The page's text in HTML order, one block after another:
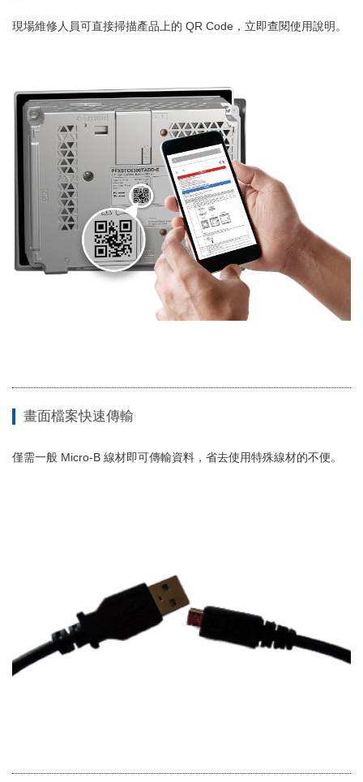
現場維修人員可直接掃描產品上的 QR Code，立即查閱使用說明。
畫面檔案快速傳輸
僅需一般 Micro-B 線材即可傳輸資料，省去使用特殊線材的不便。